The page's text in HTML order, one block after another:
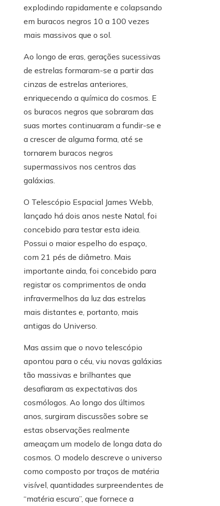
explodindo rapidamente e colapsando
em buracos negros 10 a 100 vezes
mais massivos que o sol.
Ao longo de eras, gerações sucessivas
de estrelas formaram-se a partir das
cinzas de estrelas anteriores,
enriquecendo a química do cosmos. E
os buracos negros que sobraram das
suas mortes continuaram a fundir-se e
a crescer de alguma forma, até se
tornarem buracos negros
supermassivos nos centros das
galáxias.
O Telescópio Espacial James Webb,
lançado há dois anos neste Natal, foi
concebido para testar esta ideia.
Possui o maior espelho do espaço,
com 21 pés de diâmetro. Mais
importante ainda, foi concebido para
registar os comprimentos de onda
infravermelhos da luz das estrelas
mais distantes e, portanto, mais
antigas do Universo.
Mas assim que o novo telescópio
apontou para o céu, viu novas galáxias
tão massivas e brilhantes que
desafiaram as expectativas dos
cosmólogos. Ao longo dos últimos
anos, surgiram discussões sobre se
estas observações realmente
ameaçam um modelo de longa data do
cosmos. O modelo descreve o universo
como composto por traços de matéria
visível, quantidades surpreendentes de
“matéria escura”, que fornece a